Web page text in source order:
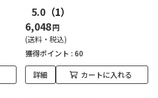
5.0 （1）
6,048円
(送料・税込)
獲得ポイント : 60
詳細 カートに入れる